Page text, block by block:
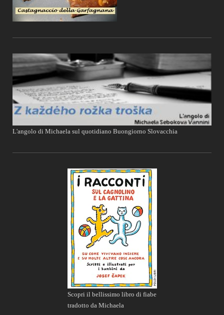
L'angolo di Michaela sul quotidiano Buongiorno Slovacchia
Scopri il bellissimo libro di fiabe
tradotto da Michaela